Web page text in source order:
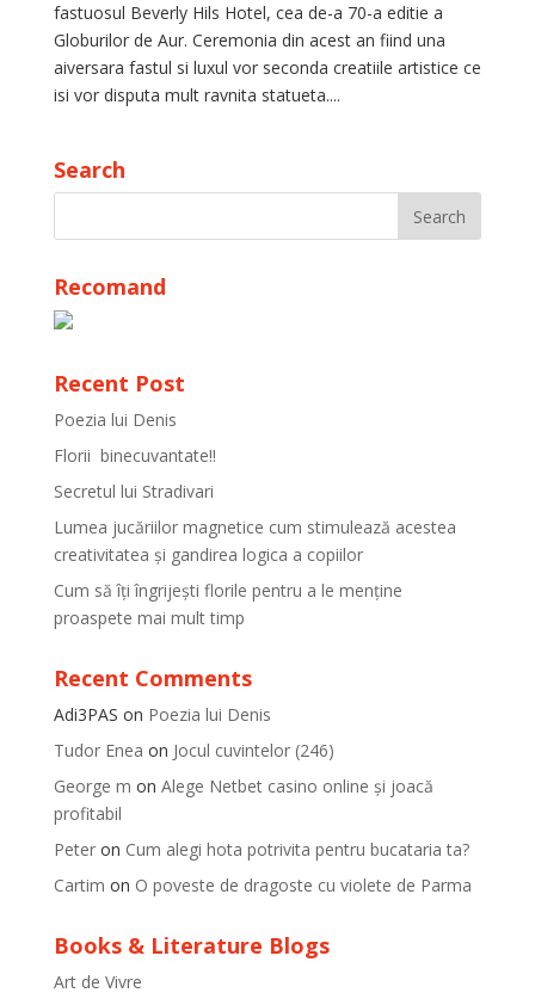
fastuosul Beverly Hils Hotel, cea de-a 70-a editie a
Globurilor de Aur. Ceremonia din acest an fiind una
aiversara fastul si luxul vor seconda creatiile artistice ce
isi vor disputa mult ravnita statueta....
Search
Recomand
Recent Post
Poezia lui Denis
Florii binecuvantate!!
Secretul lui Stradivari
Lumea jucăriilor magnetice cum stimulează acestea
creativitatea și gandirea logica a copiilor
Cum să îți îngrijești florile pentru a le menține
proaspete mai mult timp
Recent Comments
Adi3PAS on Poezia lui Denis
Tudor Enea on Jocul cuvintelor (246)
George m on Alege Netbet casino online și joacă
profitabil
Peteron Cum alegi hota potrivita pentru bucataria ta?
Cartim on O poveste de dragoste cu violete de Parma
Books & Literature Blogs
Art de Vivre